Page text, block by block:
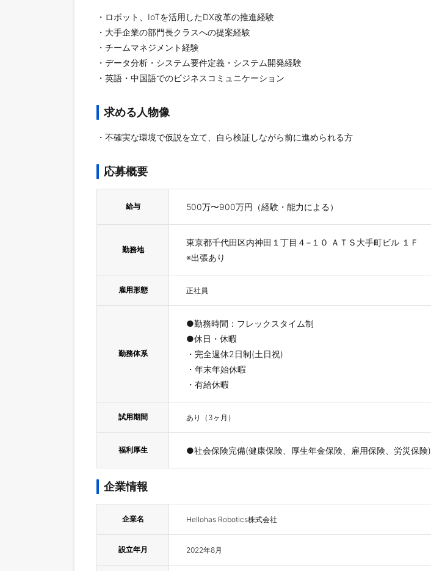
・ロボット、IoTを活用したDX改革の推進経験
・大手企業の部門長クラスへの提案経験
・チームマネジメント経験
・データ分析・システム要件定義・システム開発経験
・英語・中国語でのビジネスコミュニケーション
求める人物像
・不確実な環境で仮説を立て、自ら検証しながら前に進められる方
応募概要
給与 500万〜900万円（経験・能力による）
勤務地
東京都千代田区内神田１丁目４−１０ ＡＴＳ大手町ビル １Ｆ
※出張あり
雇用形態 正社員
勤務体系
●勤務時間：フレックスタイム制
●休日・休暇
・完全週休2日制(土日祝)
・年末年始休暇
・有給休暇
試用期間 あり（3ヶ月）
福利厚生 ●社会保険完備(健康保険、厚生年金保険、雇用保険、労災保険)
企業情報
企業名 Hellohas Robotics株式会社
設立年月 2022年8月